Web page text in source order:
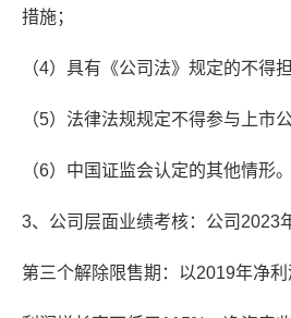
措施；
（4）具有《公司法》规定的不得
（5）法律法规规定不得参与上市
（6）中国证监会认定的其他情形。
3、公司层面业绩考核：公司2023
第三个解除限售期：以2019年净